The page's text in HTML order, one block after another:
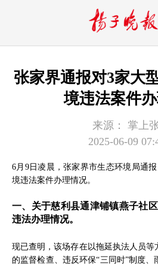
张家界通报对3家大
境违法案件
来源：
掌上
2025-06-09
6月9日凌晨，张家界市生态环境局通
境违法案件办理情况。
一、关于慈利县通津铺镇燕子社
违法办理情况。
现已查明，该场存在以拖延执法人员等
的监督检查、违反环保“三同时”制度